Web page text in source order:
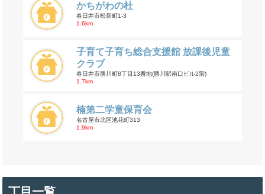
かちがわの杜
春日井市松新町1-3
1.6km
子育て子育ち総合支援館 放課後児童
クラブ
春日井市勝川町8丁目13番地(勝川駅南口ビル2階)
1.7km
楠第二学童保育会
名古屋市北区池花町313
1.9km